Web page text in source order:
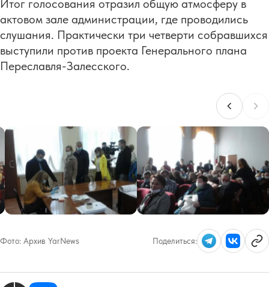
Итог голосования отразил общую атмосферу в
актовом зале администрации, где проводились
слушания. Практически три четверти собравшихся
выступили против проекта Генерального плана
Переславля-Залесского.
Фото: Архив YarNews Поделиться: